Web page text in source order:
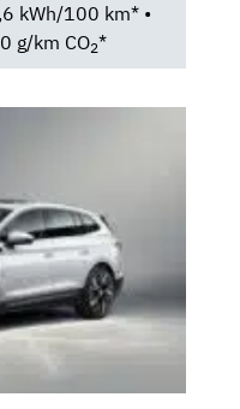
kWh/100 km* •
g/km CO2*